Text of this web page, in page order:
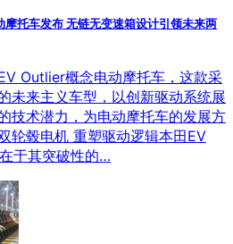
托车发布 无链无变速箱设计引领未来两
Outlier概念电动摩托车，这款采
未来主义车型，以创新驱动系统展
技术潜力，为电动摩托车的发展方
轮毂电机 重塑驱动逻辑本田EV
于其突破性的…